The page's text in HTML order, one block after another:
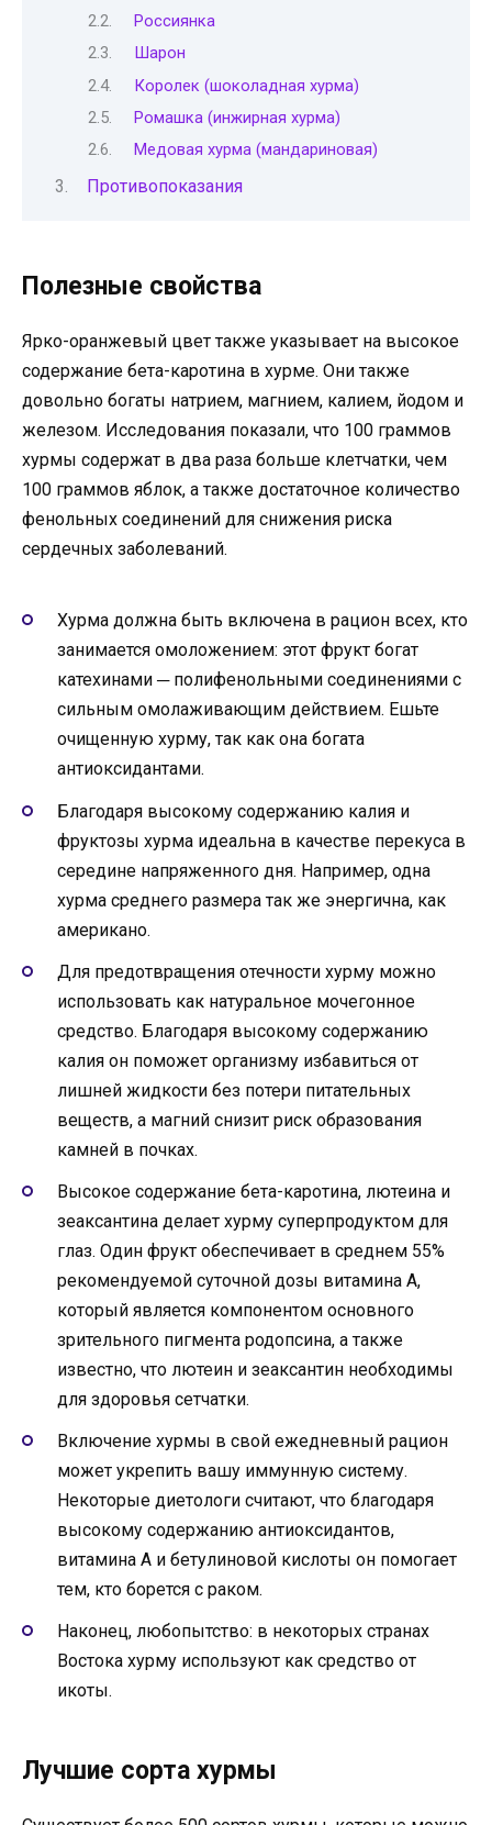
Россиянка
Шарон
Королек (шоколадная хурма)
Ромашка (инжирная хурма)
Медовая хурма (мандариновая)
Противопоказания
Полезные свойства
Ярко-оранжевый цвет также указывает на высокое
содержание бета-каротина в хурме. Они также
довольно богаты натрием, магнием, калием, йодом и
железом. Исследования показали, что 100 граммов
хурмы содержат в два раза больше клетчатки, чем
100 граммов яблок, а также достаточное количество
фенольных соединений для снижения риска
сердечных заболеваний.
Хурма должна быть включена в рацион всех, кто
занимается омоложением: этот фрукт богат
катехинами ─ полифенольными соединениями с
сильным омолаживающим действием. Ешьте
очищенную хурму, так как она богата
антиоксидантами.
Благодаря высокому содержанию калия и
фруктозы хурма идеальна в качестве перекуса в
середине напряженного дня. Например, одна
хурма среднего размера так же энергична, как
американо.
Для предотвращения отечности хурму можно
использовать как натуральное мочегонное
средство. Благодаря высокому содержанию
калия он поможет организму избавиться от
лишней жидкости без потери питательных
веществ, а магний снизит риск образования
камней в почках.
Высокое содержание бета-каротина, лютеина и
зеаксантина делает хурму суперпродуктом для
глаз. Один фрукт обеспечивает в среднем 55%
рекомендуемой суточной дозы витамина А,
который является компонентом основного
зрительного пигмента родопсина, а также
известно, что лютеин и зеаксантин необходимы
для здоровья сетчатки.
Включение хурмы в свой ежедневный рацион
может укрепить вашу иммунную систему.
Некоторые диетологи считают, что благодаря
высокому содержанию антиоксидантов,
витамина А и бетулиновой кислоты он помогает
тем, кто борется с раком.
Наконец, любопытство: в некоторых странах
Востока хурму используют как средство от
икоты.
Лучшие сорта хурмы